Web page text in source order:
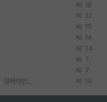
18
22
15
14
24
7
7
박사진학하기에 2억은 괜찮은 (?) 정도의 경제력인가요 10